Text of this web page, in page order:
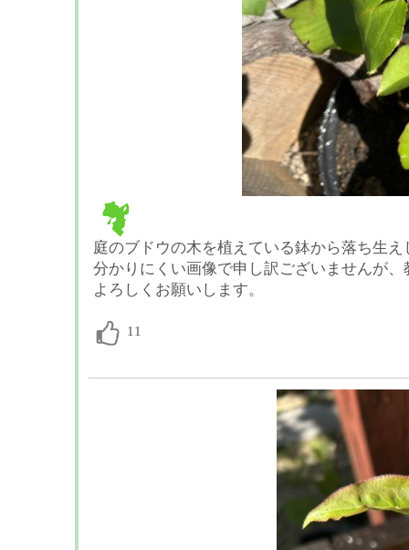
庭のブドウの木を植えている鉢から落ち生
分かりにくい画像で申し訳ございませんが
よろしくお願いします。